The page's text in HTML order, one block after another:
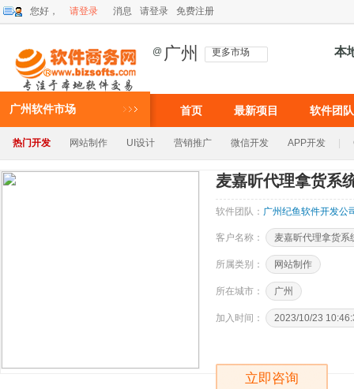
您好， 请登录 消息 请登录 免费注册
@ 广州 更多市场 本
广州软件市场 首页 最新项目 软件团队
热门开发 网站制作 UI设计 营销推广 微信开发 APP开发
麦嘉昕代理拿货系
软件团队： 广州纪鱼软件开发公
客户名称： 麦嘉昕代理拿货系
所属类别： 网站制作
所在城市： 广州
加入时间： 2023/10/23
立即咨询